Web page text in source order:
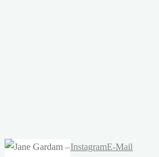
InstagramE-Mail